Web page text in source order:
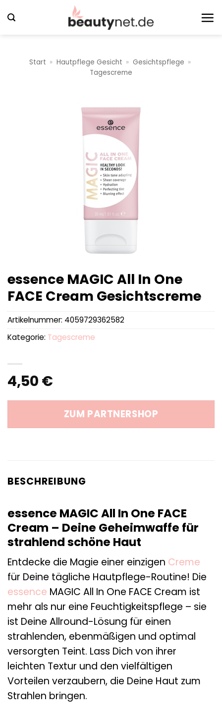
Inhalt
Start » Hautpflege Gesicht » Gesichtspflege »
Tagescreme
essence MAGIC All In One
FACE Cream Gesichtscreme
4,50 €
ZUM PARTNERSHOP
Artikelnummer: 4059729362582
Kategorie: Tagescreme
BESCHREIBUNG
essence MAGIC All In One FACE
Cream – Deine Geheimwaffe für
strahlend schöne Haut
Entdecke die Magie einer einzigen Creme
für Deine tägliche Hautpflege-Routine! Die
essence MAGIC All In One FACE Cream ist
mehr als nur eine Feuchtigkeitspflege – sie
ist Deine Allround-Lösung für einen
strahlenden, ebenmäßigen und optimal
versorgten Teint. Lass Dich von ihrer
leichten Textur und den vielfältigen
Vorteilen verzaubern, die Deine Haut zum
Strahlen bringen.